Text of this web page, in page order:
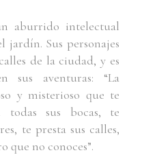
aburrido intelectual
jardín. Sus personajes
de la ciudad, y es
sus aventuras: “La
y misterioso que te
sus bocas, te
te presta sus calles,
que no conoces”.